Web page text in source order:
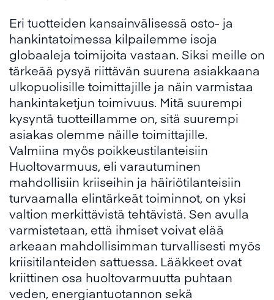
Eri tuotteiden kansainvälisessä osto- ja
hankintatoimessa kilpailemme isoja
globaaleja toimijoita vastaan. Siksi meille on
tärkeää pysyä riittävän suurena asiakkaana
ulkopuolisille toimittajille ja näin varmistaa
hankintaketjun toimivuus. Mitä suurempi
kysyntä tuotteillamme on, sitä suurempi
asiakas olemme näille toimittajille.
Valmiina myös poikkeustilanteisiin
Huoltovarmuus, eli varautuminen
mahdollisiin kriiseihin ja häiriötilanteisiin
turvaamalla elintärkeät toiminnot, on yksi
valtion merkittävistä tehtävistä. Sen avulla
varmistetaan, että ihmiset voivat elää
arkeaan mahdollisimman turvallisesti myös
kriisitilanteiden sattuessa. Lääkkeet ovat
kriittinen osa huoltovarmuutta puhtaan
veden, energiantuotannon sekä